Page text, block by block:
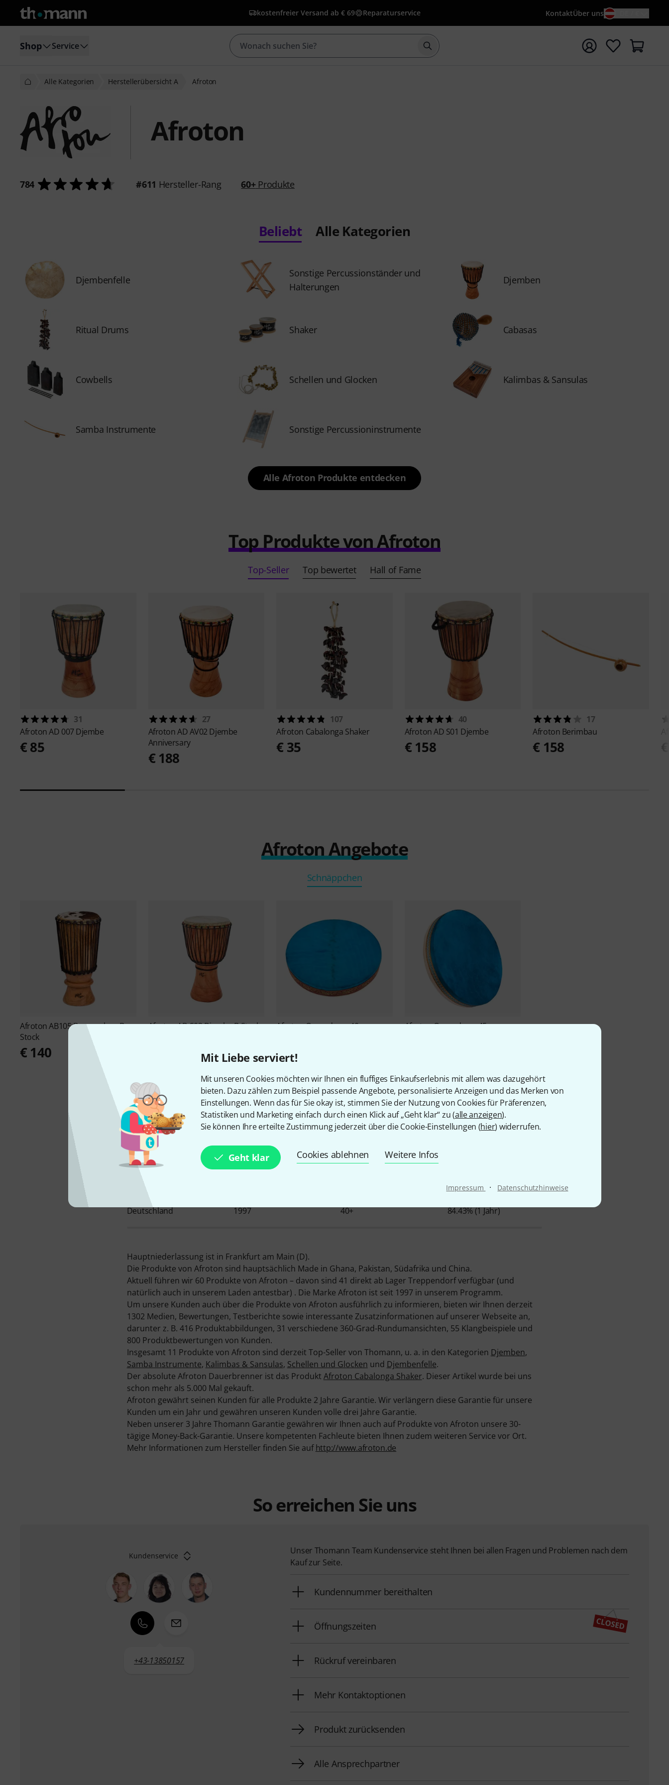
Mit Liebe serviert!
Mit unseren Cookies möchten wir Ihnen ein fluffiges Einkaufserlebnis mit allem was dazugehört
bieten. Dazu zählen zum Beispiel passende Angebote, personalisierte Anzeigen und das Merken von
Einstellungen. Wenn das für Sie okay ist, stimmen Sie der Nutzung von Cookies für Präferenzen,
Statistiken und Marketing einfach durch einen Klick auf „Geht klar“ zu (alle anzeigen).
Sie können Ihre erteilte Zustimmung jederzeit über die Cookie-Einstellungen (hier) widerrufen.
Geht klar Cookies ablehnen Weitere Infos
Impressum · Datenschutzhinweise
kostenfreier Versand ab € 69 Reparaturservice KontaktÜber uns
Shop Service Suche mit Suchwort {searchTerm} starten
Alle Kategorien Herstellerübersicht A Afroton
Afroton
784 #611 Hersteller-Rang 60+Produkte
Beliebt Alle Kategorien
Djembenfelle
Sonstige Percussionständer und
Halterungen
Djemben
Ritual Drums Shaker Cabasas
Cowbells Schellen und Glocken Kalimbas & Sansulas
Samba Instrumente Sonstige Percussioninstrumente
Alle Afroton Produkte entdecken
Top Produkte von Afroton
Top-Seller Top bewertet Hall of Fame
31
AfrotonAD 007 Djembe
€ 85
27
AfrotonAD AV02 Djembe
Anniversary
€ 188
107
Afroton Cabalonga Shaker
€ 35
40
AfrotonAD S01 Djembe
€ 158
17
Afroton Berimbau
€ 158
Afroton Angebote
Schnäppchen
AfrotonAB105 Bougarabou B-
Stock
€ 140
AfrotonAD S03 Djembe B-Stock AfrotonOceandrum 40 cm
€ 40
AfrotonOceandrum 45 cm
FIRMENSTANDORT
Deutschland 1997 40+ 84.43% (1 Jahr)
Hauptniederlassung ist in Frankfurt am Main (D).
Die Produkte von Afroton sind hauptsächlich Made in Ghana, Pakistan, Südafrika und China.
Aktuell führen wir 60 Produkte von Afroton – davon sind 41 direkt ab Lager Treppendorf verfügbar (und
natürlich auch in unserem Laden antestbar) . Die Marke Afroton ist seit 1997 in unserem Programm.
Um unsere Kunden auch über die Produkte von Afroton ausführlich zu informieren, bieten wir Ihnen derzeit
1302 Medien, Bewertungen, Testberichte sowie interessante Zusatzinformationen auf unserer Webseite an,
darunter z. B. 416 Produktabbildungen, 31 verschiedene 360-Grad-Rundumansichten, 55 Klangbeispiele und
800 Produktbewertungen von Kunden.
Insgesamt 11 Produkte von Afroton sind derzeit Top-Seller von Thomann, u. a. in den Kategorien Djemben,
Samba Instrumente, Kalimbas & Sansulas, Schellen und Glocken und Djembenfelle.
Der absolute Afroton Dauerbrenner ist das Produkt Afroton Cabalonga Shaker. Dieser Artikel wurde bei uns
schon mehr als 5.000 Mal gekauft.
Afroton gewährt seinen Kunden für alle Produkte 2 Jahre Garantie. Wir verlängern diese Garantie für unsere
Kunden um ein Jahr und gewähren unseren Kunden volle drei Jahre Garantie.
Neben unserer 3 Jahre Thomann Garantie gewähren wir Ihnen auch auf Produkte von Afroton unsere 30-
tägige Money-Back-Garantie. Unsere kompetenten Fachleute bieten Ihnen zudem weiteren Service vor Ort.
Mehr Informationen zum Hersteller finden Sie aufhttp://www.afroton.de
So erreichen Sie uns
Kundenservice
+43-13850157
Unser Thomann Team Kundenservice steht Ihnen bei allen Fragen und Problemen nach dem
Kauf zur Seite.
Kundennummer bereithalten
Öffnungszeiten
Rückruf vereinbaren
Mehr Kontaktoptionen
Produkt zurücksenden
Alle Ansprechpartner